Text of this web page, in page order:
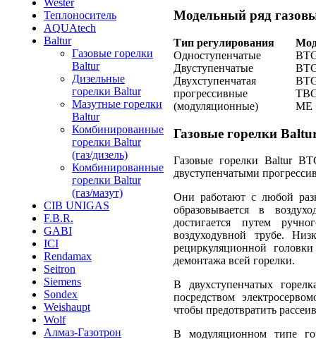
Wester
Теплоноситель
AQUAtech
Baltur
Газовые горелки
Baltur
Дизельные
горелки Baltur
Мазутные горелки
Baltur
Комбинированные
горелки Baltur
(газ/дизель)
Комбинированные
горелки Baltur
(газ/мазут)
CIB UNIGAS
F.B.R.
GABI
ICI
Rendamax
Seitron
Siemens
Sondex
Weishaupt
Wolf
Алмаз-Газотрон
Модельный ряд
Тип регулирования
Одноступенчатые
Двуступенчатые
Двухступенчатая
прогрессивные
(модуляционные)
ME
Газовые горелки
Газовые горелки Baltur
двуступенчатыми
Они работают с любой
образовывается в
достигается путем
воздуходувной трубе.
рециркуляционной
демонтажа всей горелки.
В двухступенчатых
посредством
чтобы предотвратить
В модуляционном типе